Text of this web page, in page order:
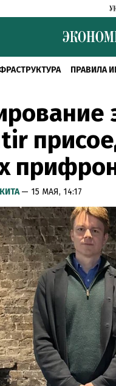
ПРАВИЛА
— 15 МАЯ, 14:17